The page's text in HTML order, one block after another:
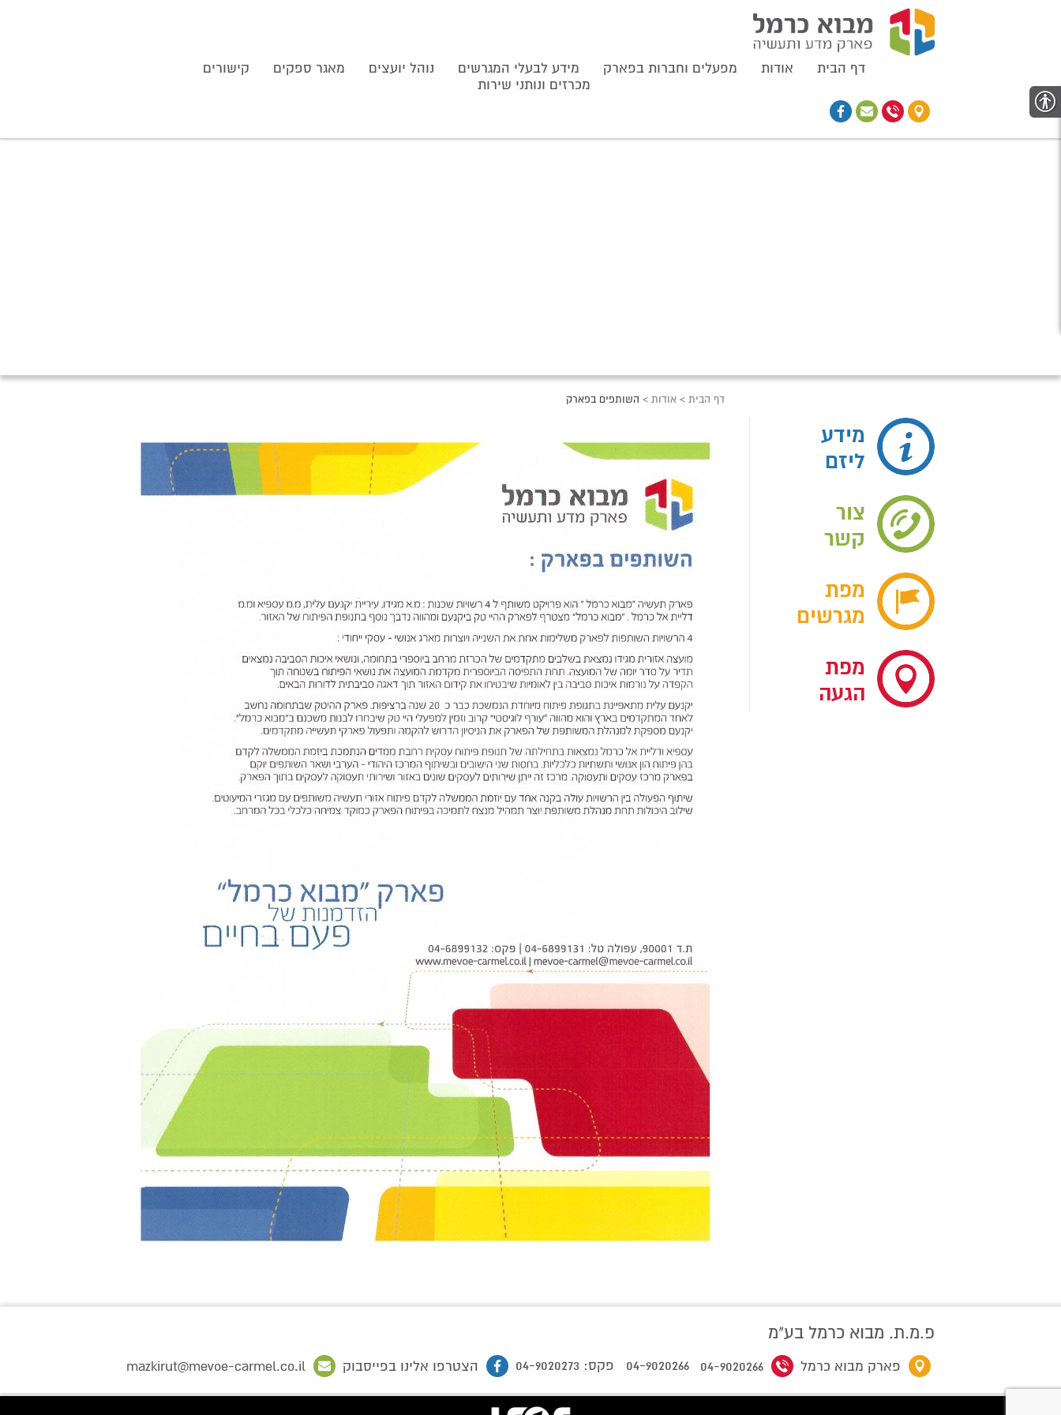
דף הבית אודות מפעלים וחברות בפארק מידע לבעלי המגרשים נוהל יועצים מאגר ספקים
קישורים
מכרזים ונותני שירות
דף הבית >אודות > השותפים בפארק
מידע
ליזם
צור
קשר
מפת
מגרשים
מפת
הגעה
פ.מ.ת. מבוא כרמל בע"מ
פארק מבוא כרמל 04-9020266
04-9020266 פקס: 04-9020273 הצטרפו אלינו בפייסבוק mazkirut@mevoe-carmel.co.il